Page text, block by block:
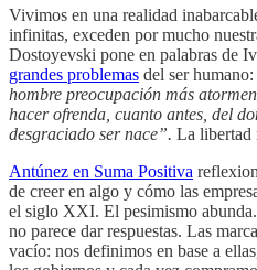
Vivimos en una realidad
infinitas, exceden por mucho
Dostoyevski pone en palabras de
grandes problemas del ser humano:
hombre preocupación más
hacer ofrenda, cuanto antes, del
desgraciado ser nace”. La libertad
Antúnez en Suma Positiva
de creer en algo y cómo las
el siglo XXI. El pesimismo
no parece dar respuestas. Las
vacío: nos definimos en base a